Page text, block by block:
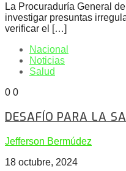
La Procuraduría General
investigar presuntas
verificar el […]
Nacional
Noticias
Salud
0 0
DESAFÍO PARA LA
Jefferson Bermúdez
18 octubre, 2024